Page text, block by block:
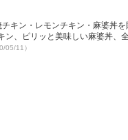
ン・レモンチキン・麻婆丼
、ピリッと美味しい麻婆丼、
05/11）